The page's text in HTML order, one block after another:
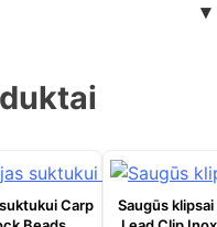
▾
Carp
Saugūs